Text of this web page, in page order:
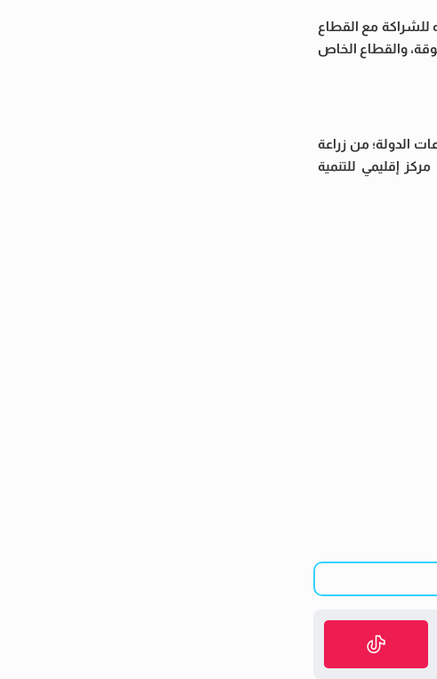
للشراكة مع القطاع
والقطاع الخاص
قطاعات الدولة؛ من زراعة
إقليمي للتنمية